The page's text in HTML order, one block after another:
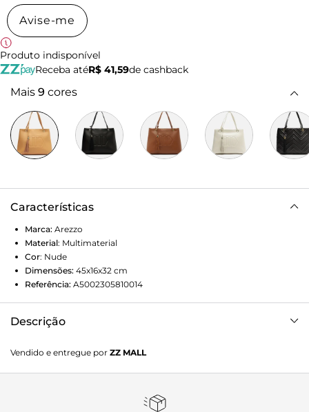
Avise-me
Produto indisponível
Receba atéR$ 41,59de cashback
Mais 9 cores
Características
Marca: Arezzo
Material: Multimaterial
Cor: Nude
Dimensões: 45x16x32 cm
Referência: A5002305810014
Descrição
estruturado, laterais arredondadas e acabamento
acetinado. Traz duas alças de mão em tiras finas e bag
puxador e detalhe de costuras em forma geométrica na
Vendido e entregue por ZZ MALL